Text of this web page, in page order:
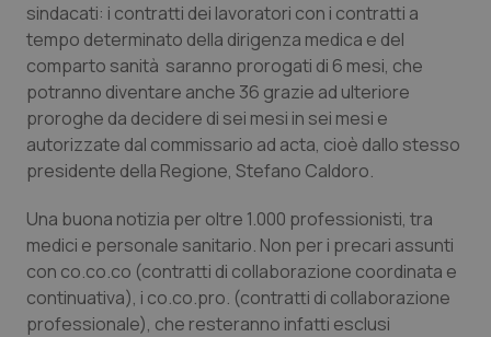
Professionisti Sanitari.AI
Abruzzo
Basilicata
Campania
Emilia-Romagna
QS Pro Gold
Artrite & artrosi
Car-T
Colesterolo & coronaropatie
QS Club Newsletter
sindacati: i contratti dei lavoratori con i contratti a
tempo determinato della dirigenza medica e del
comparto sanità saranno prorogati di 6 mesi, che
potranno diventare anche 36 grazie ad ulteriore
proroghe da decidere di sei mesi in sei mesi e
autorizzate dal commissario ad acta, cioè dallo stesso
presidente della Regione, Stefano Caldoro.
Una buona notizia per oltre 1.000 professionisti, tra
medici e personale sanitario. Non per i precari assunti
con co.co.co (contratti di collaborazione coordinata e
continuativa), i co.co.pro. (contratti di collaborazione
professionale), che resteranno infatti esclusi